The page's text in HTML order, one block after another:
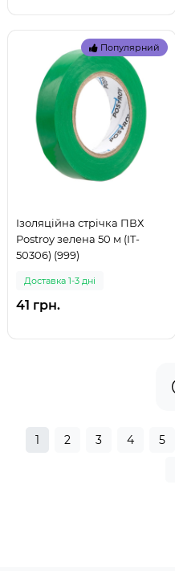
Популярний
Ізоляційна стрічка ПВХ
Postroy зелена 50 м (IT-
50306) (999)
Доставка 1-3 дні
41 грн.
1 2 3 4 5